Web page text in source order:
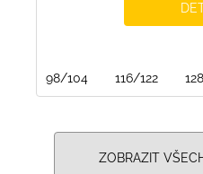
98/104 116/122
ZOBRAZIT